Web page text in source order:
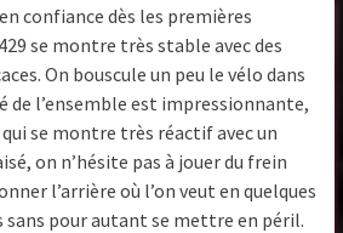
confiance dès les premières
se montre très stable avec des
On bouscule un peu le vélo dans
de l’ensemble est impressionnante,
se montre très réactif avec un
on n’hésite pas à jouer du frein
l’arrière où l’on veut en quelques
sans pour autant se mettre en péril.